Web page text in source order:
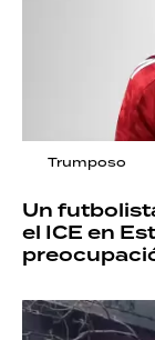
Trumposo
Un
el ICE en